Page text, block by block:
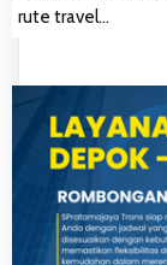
rute travel…